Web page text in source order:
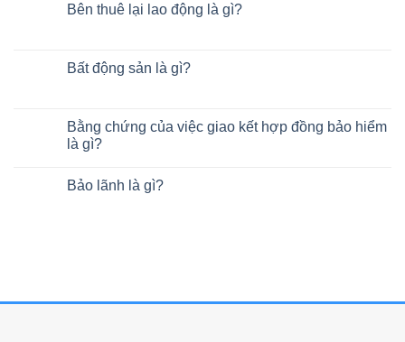
Bên thuê lại lao động là gì?
Bất động sản là gì?
Bằng chứng của việc giao kết hợp đồng bảo hiểm
là gì?
Bảo lãnh là gì?